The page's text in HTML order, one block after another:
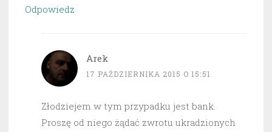
Odpowiedz
Arek
17 PAŹDZIERNIKA 2015 O 15:51
Złodziejem w tym przypadku jest bank.
Proszę od niego żądać zwrotu ukradzionych